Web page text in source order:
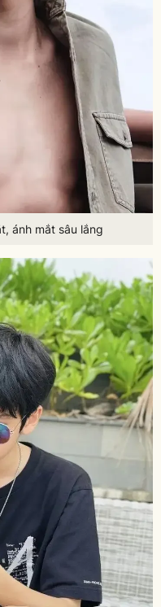
ánh mắt sâu lắng